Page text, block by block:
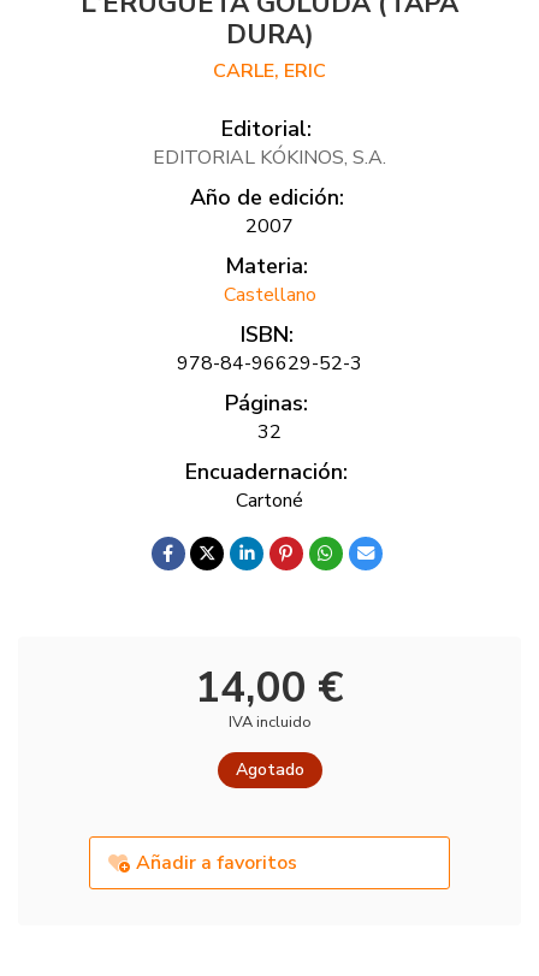
DURA)
CARLE, ERIC
Editorial:
EDITORIAL KÓKINOS, S.A.
Año de edición:
2007
Materia:
Castellano
ISBN:
978-84-96629-52-3
Páginas:
32
Encuadernación:
Cartoné
14,00 €
IVA incluido
Agotado
Añadir a favoritos